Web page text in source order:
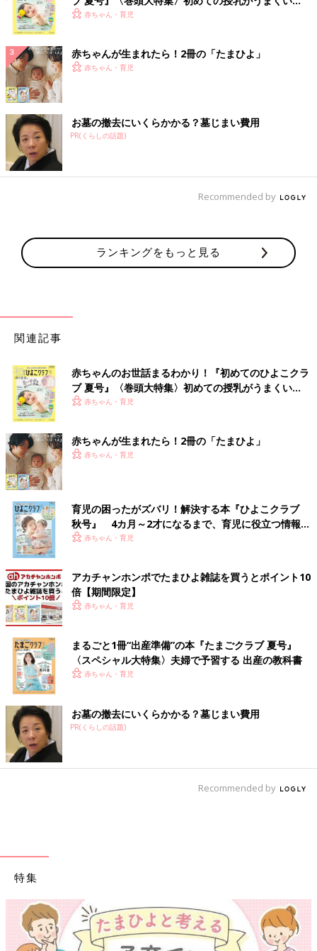
く！ おっぱい・ミルクの基本と夏のトラブル 解決テ
赤ちゃん・育児
赤ちゃんが生まれたら！2冊の「たまひよ」
赤ちゃん・育児
お墓の撤去にいくらかかる？墓じまい費用
PR(くらしの話題)
Recommended by
ランキングをもっと見る
関連記事
赤ちゃんのお世話まるわかり！『初めてのひよこクラ
ブ 夏号』〈巻頭大特集〉初めての授乳がうまくい
く！ おっぱい・ミルクの基本と夏のトラブル 解決テ
赤ちゃん・育児
赤ちゃんが生まれたら！2冊の「たまひよ」
赤ちゃん・育児
育児の困ったがズバリ！解決する本『ひよこクラブ
秋号』 4カ月～2才になるまで、育児に役立つ情報が
いっぱい！
赤ちゃん・育児
アカチャンホンポでたまひよ雑誌を買うとポイント10
倍【期間限定】
赤ちゃん・育児
まるごと1冊“出産準備”の本『たまごクラブ 夏号』
〈スペシャル大特集〉夫婦で予習する 出産の教科書
赤ちゃん・育児
お墓の撤去にいくらかかる？墓じまい費用
PR(くらしの話題)
Recommended by
特集